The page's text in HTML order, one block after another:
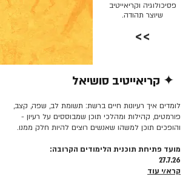
פסיכולוגיה וקריאייטיב
שיוצר תהודה.
>>
✦ קריאייטיב סושיאל
לומדים איך רעיונות חיים ברשת: תשומת לב, שפה, קצב,
פורמטים, קהילות ומהלכי תוכן שמבוססים על רעיון -
והופכים תוכן למשהו שאנשים רוצים להיות חלק ממנו.
מועד פתיחת תוכנית הלימודים הקרובה:
27.7.26
קרא/י עוד